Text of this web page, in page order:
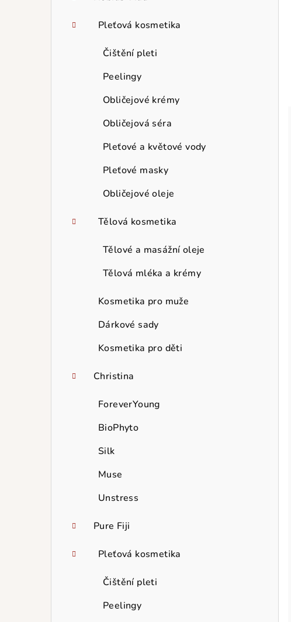
Pleťová kosmetika
Čištění pleti
Peelingy
Obličejové krémy
Obličejová séra
Pleťové a květové vody
Pleťové masky
Obličejové oleje
Tělová kosmetika
Tělové a masážní oleje
Tělová mléka a krémy
Kosmetika pro muže
Dárkové sady
Kosmetika pro děti
Christina
ForeverYoung
BioPhyto
Silk
Muse
Unstress
Pure Fiji
Pleťová kosmetika
Čištění pleti
Peelingy